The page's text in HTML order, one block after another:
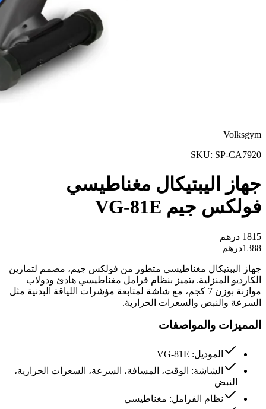
Volksgym
SKU: SP-CA7920
جهاز اليبتيكال مغناطيسي
فولكس جيم VG-81E
1815 درهم
1388درهم
جهاز اليبتيكال مغناطيسي متطور من فولكس جيم، مصمم لتمارين
الكارديو المنزلية. يتميز بنظام فرامل مغناطيسي هادئ ودولاب
موازنة بوزن 7 كجم، مع شاشة لمتابعة مؤشرات اللياقة البدنية مثل
السرعة والنبض والسعرات الحرارية.
المميزات والمواصفات
الموديل: VG-81E
الشاشة: الوقت، المسافة، السرعة، السعرات الحرارية،
النبض
نظام الفرامل: مغناطيسي